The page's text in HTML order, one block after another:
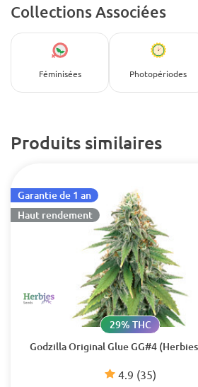
Collections Associées
Féminisées Photopériodes
Produits similaires
Godzilla Original Glue GG#4
4.9 (35)
29% THC
Garantie de 1 an
Haut rendement